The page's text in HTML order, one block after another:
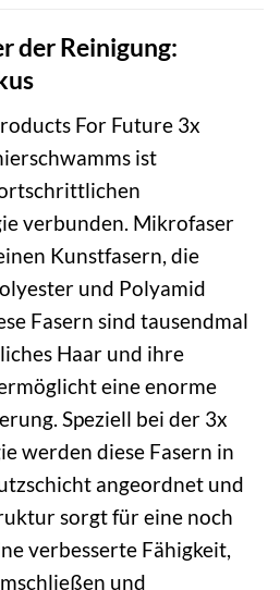
der Reinigung:
For Future 3x
ist
verbunden. Mikrofaser
Kunstfasern, die
und Polyamid
Fasern sind tausendmal
Haar und ihre
eine enorme
Speziell bei der 3x
werden diese Fasern in
angeordnet und
sorgt für eine noch
verbesserte Fähigkeit,
und